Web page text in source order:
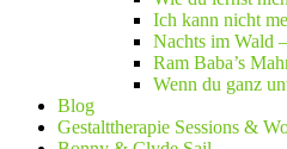
Ich kann nicht
Nachts im Wald
Ram Baba’s
Wenn du ganz
Blog
Gestalttherapie Sessions &